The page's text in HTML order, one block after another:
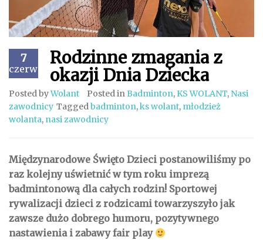
7
czerwiec
Rodzinne zmagania z
okazji Dnia Dziecka
Posted byWolant Posted inBadminton, KS WOLANT, Nasi
zawodnicy Taggedbadminton,ks wolant, młodzież
wolanta, nasi zawodnicy
Międzynarodowe Święto Dzieci postanowiliśmy po
raz kolejny uświetnić w tym roku imprezą
badmintonową dla całych rodzin! Sportowej
rywalizacji dzieci z rodzicami towarzyszyło jak
zawsze dużo dobrego humoru, pozytywnego
nastawienia i zabawy fair play